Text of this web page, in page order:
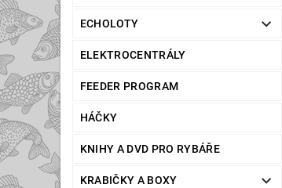
ECHOLOTY
ELEKTROCENTRÁLY
FEEDER PROGRAM
HÁČKY
KNIHY A DVD PRO RYBÁŘE
KRABIČKY A BOXY